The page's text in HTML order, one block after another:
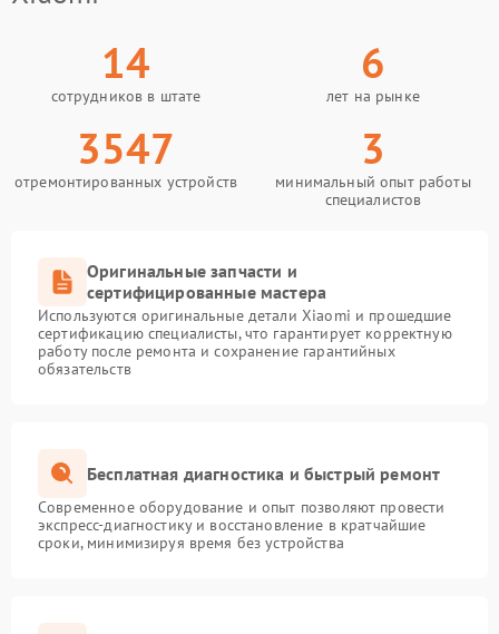
14
сотрудников в штате
6
лет на рынке
3547
отремонтированных устройств
3
минимальный опыт работы
специалистов
Оригинальные запчасти и
сертифицированные мастера
Используются оригинальные детали Xiaomi и прошедшие
сертификацию специалисты, что гарантирует корректную
работу после ремонта и сохранение гарантийных
обязательств
Бесплатная диагностика и быстрый ремонт
Современное оборудование и опыт позволяют провести
экспресс-диагностику и восстановление в кратчайшие
сроки, минимизируя время без устройства